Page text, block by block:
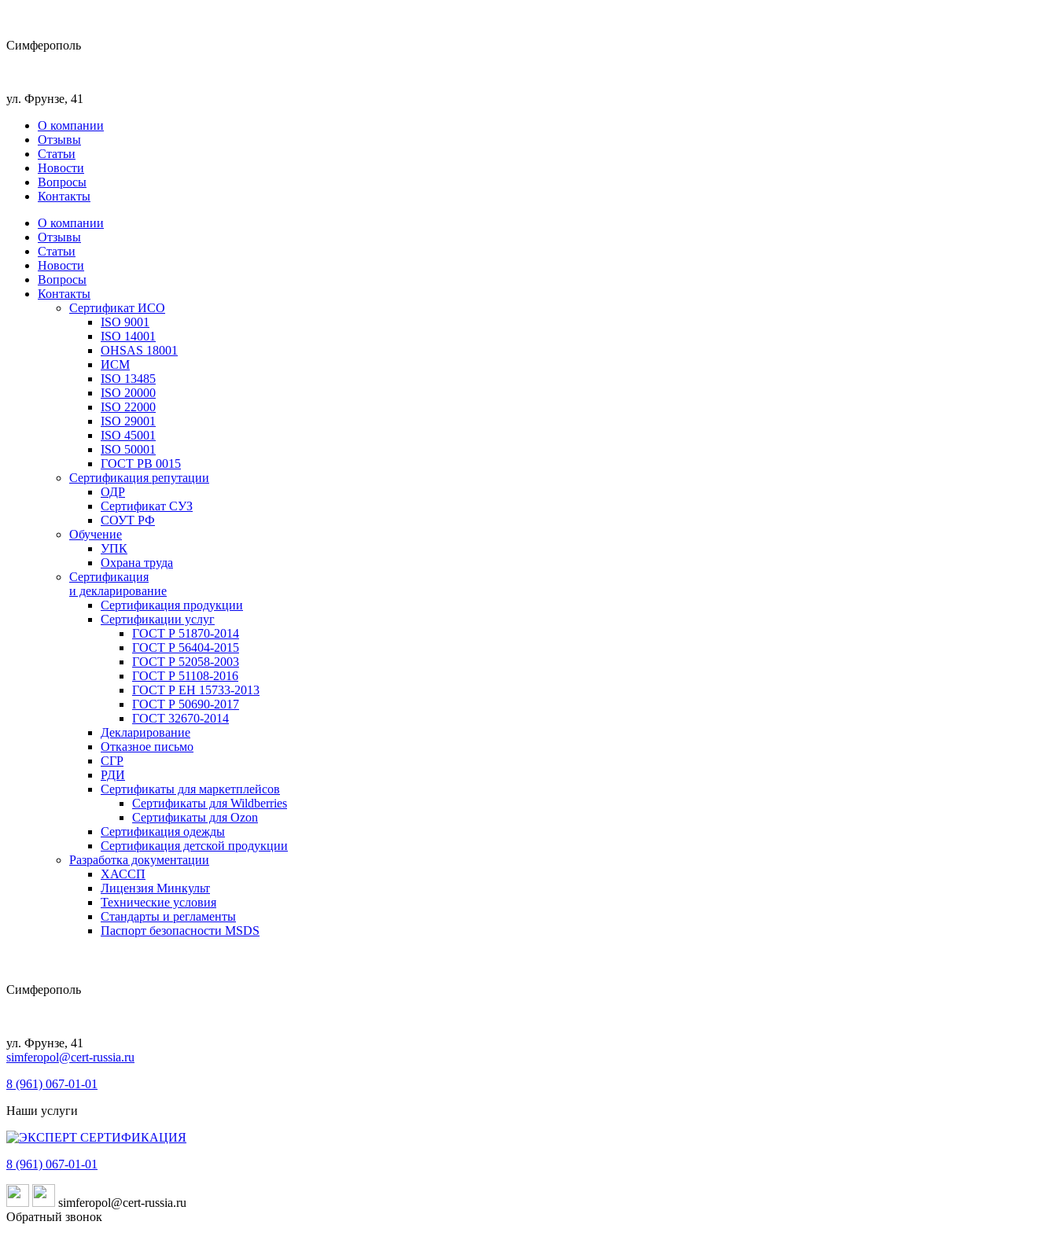
Симферополь
ул. Фрунзе, 41
О компании
Отзывы
Статьи
Новости
Вопросы
Контакты
О компании
Отзывы
Статьи
Новости
Вопросы
Контакты
Сертификат ИСО
ISO 9001
ISO 14001
OHSAS 18001
ИСМ
ISO 13485
ISO 20000
ISO 22000
ISO 29001
ISO 45001
ISO 50001
ГОСТ РВ 0015
Сертификация репутации
ОДР
Сертификат СУЗ
СОУТ РФ
Обучение
УПК
Охрана труда
Сертификация
и декларирование
Сертификация продукции
Сертификации услуг
ГОСТ Р 51870-2014
ГОСТ Р 56404-2015
ГОСТ Р 52058-2003
ГОСТ Р 51108-2016
ГОСТ Р ЕН 15733-2013
ГОСТ Р 50690-2017
ГОСТ 32670-2014
Декларирование
Отказное письмо
СГР
РДИ
Сертификаты для маркетплейсов
Сертификаты для Wildberries
Сертификаты для Ozon
Сертификация одежды
Сертификация детской продукции
Разработка документации
ХАССП
Лицензия Минкульт
Технические условия
Стандарты и регламенты
Паспорт безопасности MSDS
Симферополь
ул. Фрунзе, 41
simferopol@cert-russia.ru
8 (961) 067-01-01
Наши услуги
8 (961) 067-01-01
simferopol@cert-russia.ru
Обратный звонок